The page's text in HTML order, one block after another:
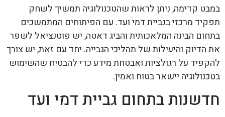
במבט קדימה, ניתן לראות שהטכנולוגיה תמשיך לשחק
תפקיד מרכזי בגביית דמי ועד. עם הפיתוחים המתמשכים
בתחום הבינה המלאכותית והביג דאטה, יש פוטנציאל לשפר
את הדיוק והיעילות של תהליכי הגבייה. יחד עם זאת, יש צורך
להקפיד על רגולציות ואבטחת מידע כדי להבטיח שהשימוש
בטכנולוגיה יישאר בטוח ואמין.
חדשנות בתחום גביית דמי ועד